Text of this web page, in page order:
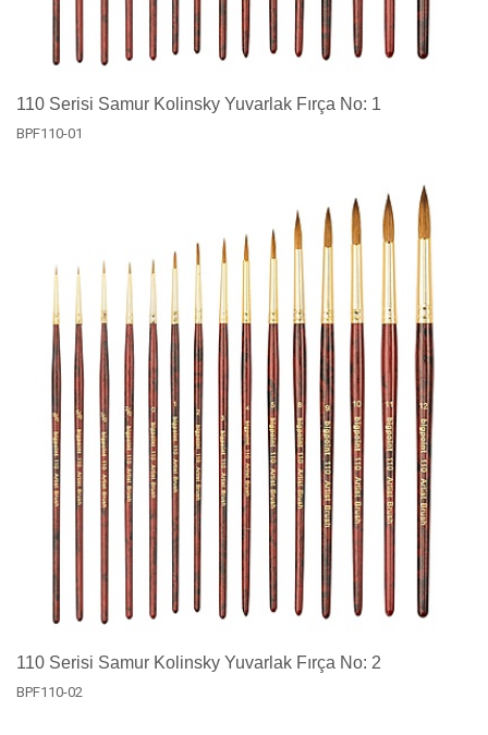
110 Serisi Samur Kolinsky Yuvarlak Fırça No: 1
BPF110-01
110 Serisi Samur Kolinsky Yuvarlak Fırça No: 2
BPF110-02